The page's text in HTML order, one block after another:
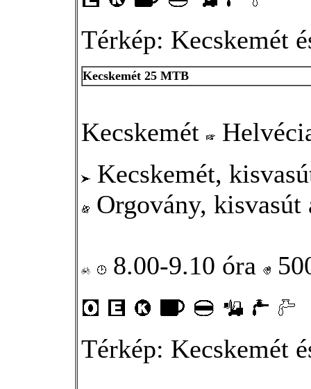
Térkép: Kecskemét
Kecskemét 25 MTB
Kecskemét
Kecskemét,
Orgovány, kisvasút
8.00-9.10 óra
Térkép: Kecskemét